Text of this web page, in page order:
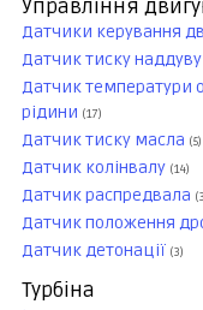
Управління
Датчики керування
Датчик тиску наддуву
Датчик температури
рідини (17)
Датчик тиску масла (5)
Датчик колінвалу (14)
Датчик распредвала
Датчик положення
Датчик детонації (3)
Турбіна